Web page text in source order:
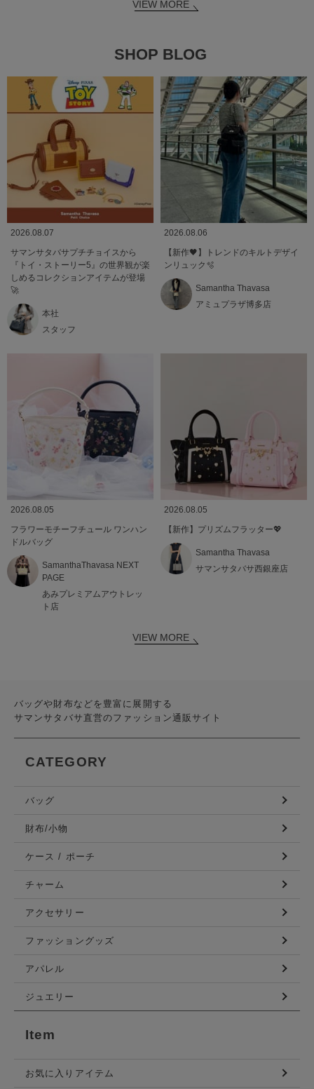
VIEW MORE
SHOP BLOG
2026.08.07
サマンサタバサプチチョイスから
『トイ・ストーリー5』の世界観が楽
しめるコレクションアイテムが登場
🚀
本社
スタッフ
2026.08.06
【新作🖤】トレンドのキルトデザイ
ンリュック🫧
Samantha Thavasa
アミュプラザ博多店
2026.08.05
フラワーモチーフチュール ワンハン
ドルバッグ
SamanthaThavasa NEXT
PAGE
あみプレミアムアウトレッ
ト店
2026.08.05
【新作】プリズムフラッター💖
Samantha Thavasa
サマンサタバサ西銀座店
VIEW MORE
バッグや財布などを豊富に展開する
サマンサタバサ直営のファッション通販サイト
CATEGORY
バッグ
財布/小物
ケース / ポーチ
チャーム
アクセサリー
ファッショングッズ
アパレル
ジュエリー
Item
お気に入りアイテム